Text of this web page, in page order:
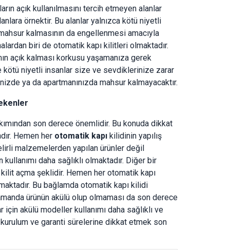
açık kullanılmasını tercih etmeyen alanlar
örnektir. Bu alanlar yalnızca kötü niyetli
kalmasının da engellenmesi amacıyla
biri de otomatik kapı kilitleri olmaktadır.
açık kalması korkusu yaşamanıza gerek
kötü niyetli insanlar size ve sevdiklerinize zarar
ya da apartmanınızda mahsur kalmayacaktır.
son derece önemlidir. Bu konuda dikkat
Hemen her otomatik kapı kilidinin yapılış
malzemelerden yapılan ürünler değil
daha sağlıklı olmaktadır. Diğer bir
açma şeklidir. Hemen her otomatik kapı
Bu bağlamda otomatik kapı kilidi
ürünün akülü olup olmaması da son derece
akülü modeller kullanımı daha sağlıklı ve
ve garanti sürelerine dikkat etmek son